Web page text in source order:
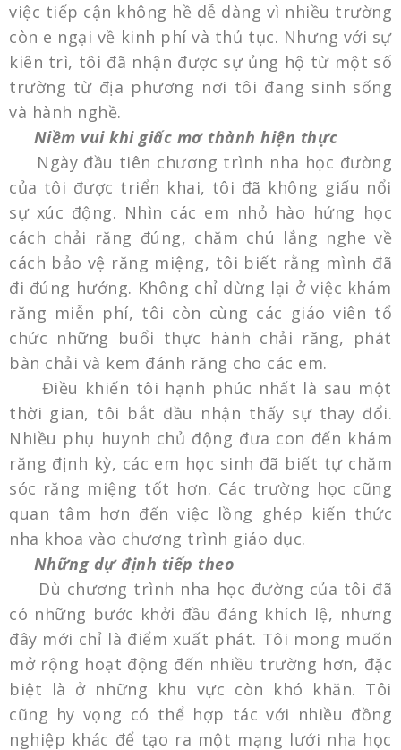
việc tiếp cận không hề dễ dàng vì nhiều trường
còn e ngại về kinh phí và thủ tục. Nhưng với sự
kiên trì, tôi đã nhận được sự ủng hộ từ một số
trường từ địa phương nơi tôi đang sinh sống
và hành nghề.
Niềm vui khi giấc mơ thành hiện thực
Ngày đầu tiên chương trình nha học đường
của tôi được triển khai, tôi đã không giấu nổi
sự xúc động. Nhìn các em nhỏ hào hứng học
cách chải răng đúng, chăm chú lắng nghe về
cách bảo vệ răng miệng, tôi biết rằng mình đã
đi đúng hướng. Không chỉ dừng lại ở việc khám
răng miễn phí, tôi còn cùng các giáo viên tổ
chức những buổi thực hành chải răng, phát
bàn chải và kem đánh răng cho các em.
Điều khiến tôi hạnh phúc nhất là sau một
thời gian, tôi bắt đầu nhận thấy sự thay đổi.
Nhiều phụ huynh chủ động đưa con đến khám
răng định kỳ, các em học sinh đã biết tự chăm
sóc răng miệng tốt hơn. Các trường học cũng
quan tâm hơn đến việc lồng ghép kiến thức
nha khoa vào chương trình giáo dục.
Những dự định tiếp theo
Dù chương trình nha học đường của tôi đã
có những bước khởi đầu đáng khích lệ, nhưng
đây mới chỉ là điểm xuất phát. Tôi mong muốn
mở rộng hoạt động đến nhiều trường hơn, đặc
biệt là ở những khu vực còn khó khăn. Tôi
cũng hy vọng có thể hợp tác với nhiều đồng
nghiệp khác để tạo ra một mạng lưới nha học